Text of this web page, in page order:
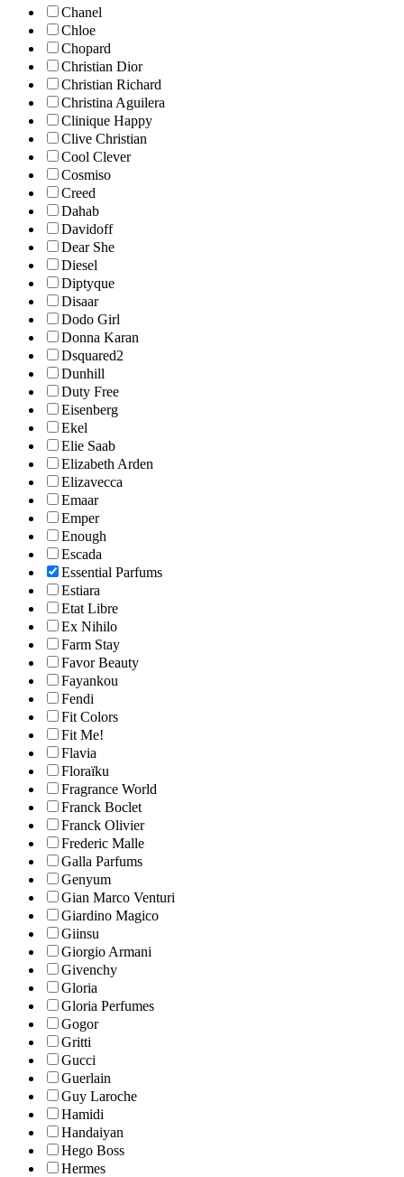
Chanel
Chloe
Chopard
Christian Dior
Christian Richard
Christina Aguilera
Clinique Happy
Clive Christian
Cool Clever
Cosmiso
Creed
Dahab
Davidoff
Dear She
Diesel
Diptyque
Disaar
Dodo Girl
Donna Karan
Dsquared2
Dunhill
Duty Free
Eisenberg
Ekel
Elie Saab
Elizabeth Arden
Elizavecca
Emaar
Emper
Enough
Escada
Essential Parfums
Estiara
Etat Libre
Ex Nihilo
Farm Stay
Favor Beauty
Fayankou
Fendi
Fit Colors
Fit Me!
Flavia
Floraïku
Fragrance World
Franck Boclet
Franck Olivier
Frederic Malle
Galla Parfums
Genyum
Gian Marco Venturi
Giardino Magico
Giinsu
Giorgio Armani
Givenchy
Gloria
Gloria Perfumes
Gogor
Gritti
Gucci
Guerlain
Guy Laroche
Hamidi
Handaiyan
Hego Boss
Hermes